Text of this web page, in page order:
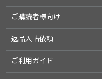
ご購読者様向け
返品入帖依頼
ご利用ガイド